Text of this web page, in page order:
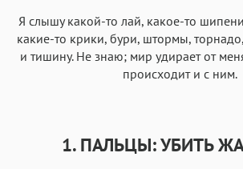
Я слышу какой-то лай, какое-то
какие-то крики, бури, штормы,
и тишину. Не знаю; мир удирает от
происходит и с ним.
1. ПАЛЬЦЫ: УБИТЬ